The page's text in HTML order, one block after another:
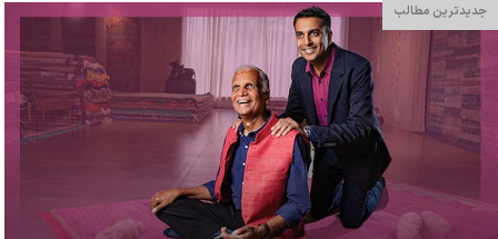
جدیدترین مطالب